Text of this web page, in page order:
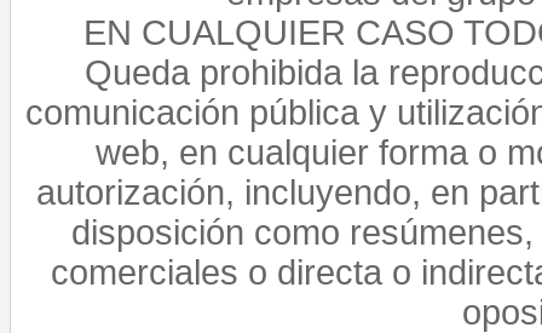
EN CUALQUIER CASO
Queda prohibida la
comunicación pública y
web, en cualquier forma o
autorización, incluyendo, en
disposición como
comerciales o directa o